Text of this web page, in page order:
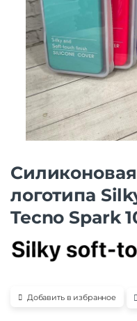
логотипа
Tecno Spark
Добавить в избранное